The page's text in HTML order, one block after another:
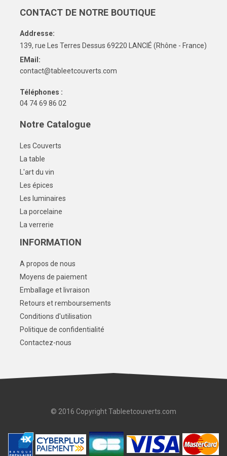
CONTACT DE NOTRE BOUTIQUE
Addresse:
139, rue Les Terres Dessus 69220 LANCIÉ (Rhône - France)
EMail:
contact@tableetcouverts.com
Téléphones :
04 74 69 86 02
Notre Catalogue
Les Couverts
La table
L'art du vin
Les épices
Les luminaires
La porcelaine
La verrerie
INFORMATION
A propos de nous
Moyens de paiement
Emballage et livraison
Retours et remboursements
Conditions d'utilisation
Politique de confidentialité
Contactez-nous
© 2016 Copyright Tableetcouverts.com